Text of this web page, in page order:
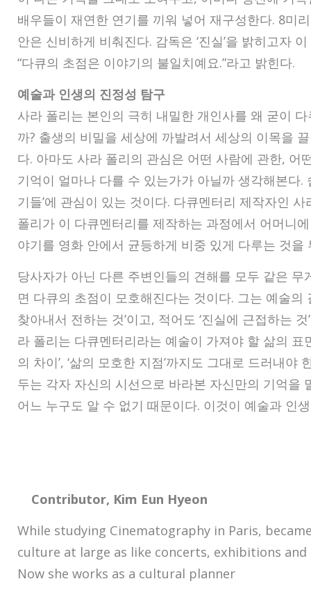
배우들이 재연한 연기를 끼워 넣어 재구성한다. 8미
안은 신비하게 비춰진다. 감독은 ‘진실’을 밝히고자
“다큐의 초점은 이야기의 불일치예요.”라고 밝힌다.
예술과 인생의 진정성 탐구
사라 폴리는 본인의 극히 내밀한 개인사를 왜 굳이
까? 출생의 비밀을 세상에 까발려서 세상의 이목을
다. 아마도 사라 폴리의 관심은 어떤 사람에 관한, 어
기억이 얼마나 다를 수 있는가가 아닐까 생각해본다.
기들’에 관심이 있는 것이다. 다큐멘터리 제작자인
폴리가 이 다큐멘터리를 제작하는 과정에서 어머니
야기를 영화 안에서 균등하게 비중 있게 다루는 것을
당사자가 아닌 다른 주변인들의 견해를 모두 같은 무
면 다큐의 초점이 모호해진다는 것이다. 그는 예술의
찾아내서 전하는 것’이고, 적어도 ‘진실에 근접하는
라 폴리는 다큐멘터리라는 예술이 가져야 할 삶의 표
의 차이’, ‘삶의 모호한 지점’까지도 그대로 드러내야
두는 각자 자신의 시선으로 바라본 자신만의 기억을
어느 누구도 알 수 없기 때문이다. 이것이 예술과 인
Contributor, Kim Eun Hyeon
While studying Cinematography in Paris,
culture at large as like concerts, exhibitions
Now she works as a cultural planner